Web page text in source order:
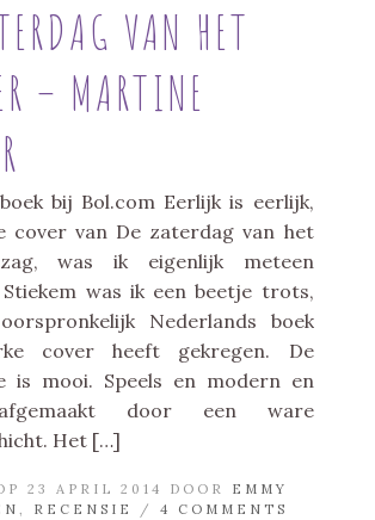
VAN HET
– MARTINE
bij Bol.com Eerlijk is eerlijk,
cover van De zaterdag van het
was ik eigenlijk meteen
was ik een beetje trots,
Nederlands boek
cover heeft gekregen. De
is mooi. Speels en modern en
door een ware
Het […]
23 APRIL 2014 DOOR EMMY
, RECENSIE / 4 COMMENTS